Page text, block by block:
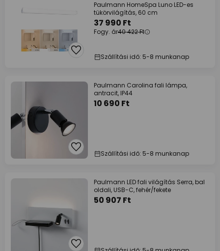
Paulmann HomeSpa Luno LED-es
tükörvilágítás, 60 cm
37 990 Ft
Fogy. ár40 422 Ft
Szállítási idő: 5-8 munkanap
Paulmann Carolina fali lámpa,
antracit, IP44
10 690 Ft
Szállítási idő: 5-8 munkanap
Paulmann LED fali világítás Serra, bal
oldali, USB-C, fehér/fekete
50 907 Ft